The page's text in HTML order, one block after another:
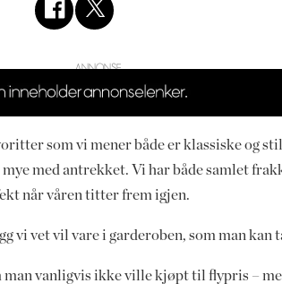
som vi mener både er klassiske og
med antrekket. Vi har både samlet
når våren titter frem igjen.
vi vet vil vare i garderoben, som man kan
man vanligvis ikke ville kjøpt til flypris –